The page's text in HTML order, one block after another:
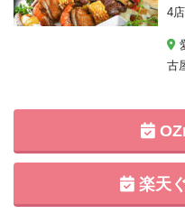
4
古
楽天